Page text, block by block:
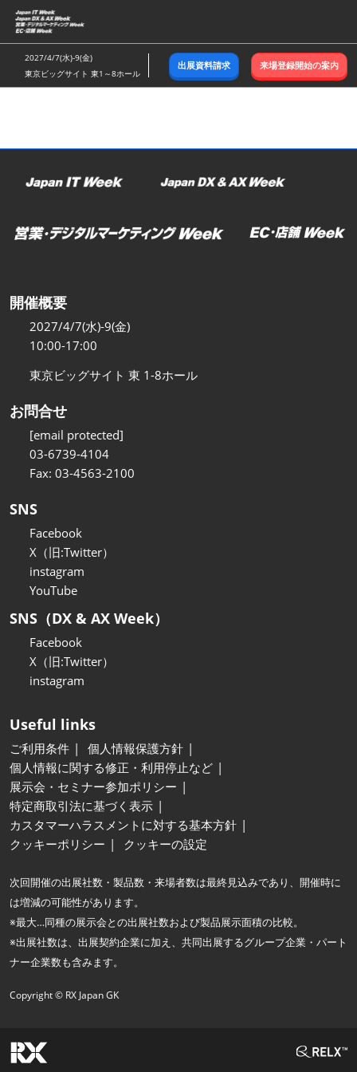
ス
キ
ッ
し
む
2027/4/7(水)-9(金)
東京ビッグサイト 東1～8ホール
出展資料請求 来場登録開始の案内
開催概要
2027/4/7(水)-9(金)
10:00-17:00
東京ビッグサイト 東 1-8ホール
お問合せ
[email protected]
03-6739-4104
Fax: 03-4563-2100
SNS
Facebook
X（旧:Twitter）
instagram
YouTube
SNS（DX & AX Week）
Facebook
X（旧:Twitter）
instagram
Useful links
ご利用条件
個人情報保護方針
個人情報に関する修正・利用停止など
展示会・セミナー参加ポリシー
特定商取引法に基づく表示
カスタマーハラスメントに対する基本方針
クッキーポリシー
クッキーの設定
次回開催の出展社数・製品数・来場者数は最終見込みであり、開催時に
は増減の可能性があります。
※最大…同種の展示会との出展社数および製品展示面積の比較。
※出展社数は、出展契約企業に加え、共同出展するグループ企業・パート
ナー企業数も含みます。
Copyright © RX Japan GK